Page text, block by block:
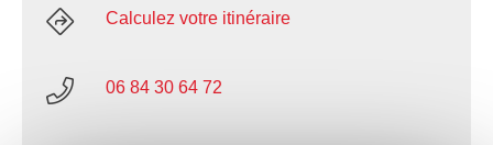
Calculez votre itinéraire
06 84 30 64 72